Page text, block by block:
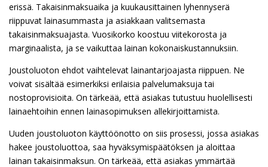
erissä. Takaisinmaksuaika ja kuukausittainen lyhennyserä
riippuvat lainasummasta ja asiakkaan valitsemasta
takaisinmaksuajasta. Vuosikorko koostuu viitekorosta ja
marginaalista, ja se vaikuttaa lainan kokonaiskustannuksiin.
Joustoluoton ehdot vaihtelevat lainantarjoajasta riippuen. Ne
voivat sisältää esimerkiksi erilaisia palvelumaksuja tai
nostoprovisioita. On tärkeää, että asiakas tutustuu huolellisesti
lainaehtoihin ennen lainasopimuksen allekirjoittamista.
Uuden joustoluoton käyttöönotto on siis prosessi, jossa asiakas
hakee joustoluottoa, saa hyväksymispäätöksen ja aloittaa
lainan takaisinmaksun. On tärkeää, että asiakas ymmärtää